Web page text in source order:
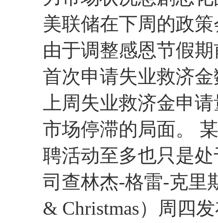
美联储在下周的政
由于调整感恩节假
首次申请失业救济
上周失业救济金申
市场停滞的局面。
聘活动至多也只是
司查林杰-格雷-克里
& Christmas）周四